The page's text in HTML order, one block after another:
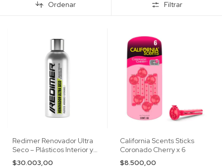
Ordenar Filtrar
Redimer Renovador Ultra
Seco – Plásticos Interior y
exterior
$30.003,00
California Scents Sticks
Coronado Cherry x 6
$8.500,00